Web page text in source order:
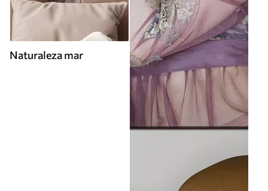
Naturaleza mar